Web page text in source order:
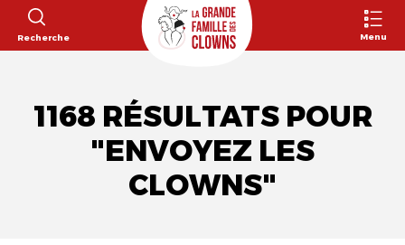
Recherche Menu
1168 RÉSULTATS POUR
"ENVOYEZ LES
CLOWNS"